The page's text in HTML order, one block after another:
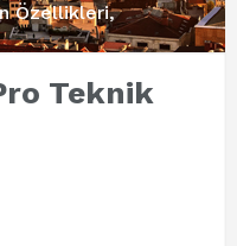
Özellikleri,
Teknik